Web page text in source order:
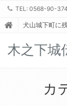
TEL: 0568-90-
犬山城下町に
木之下城
カ